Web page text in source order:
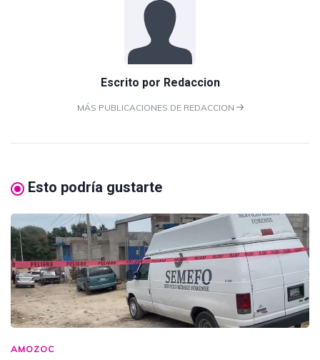
Escrito por Redaccion
MÁS PUBLICACIONES DE REDACCION
Esto podría gustarte
AMOZOC